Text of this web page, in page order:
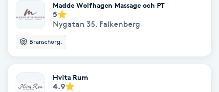
Naglar reparation
NBE-massage
Madde Wolfhagen Massage och PT
5
Nygatan 35, Falkenberg
Branschorg.
Hvita Rum
4.9